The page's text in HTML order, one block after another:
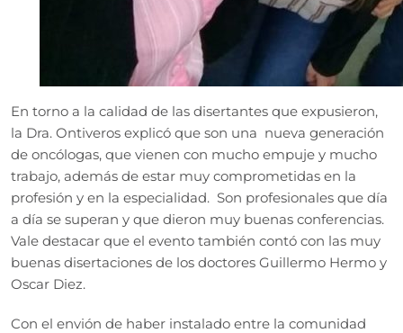
En torno a la calidad de las disertantes que expusieron,
la Dra. Ontiveros explicó que son una nueva generación
de oncólogas, que vienen con mucho empuje y mucho
trabajo, además de estar muy comprometidas en la
profesión y en la especialidad. Son profesionales que día
a día se superan y que dieron muy buenas conferencias.
Vale destacar que el evento también contó con las muy
buenas disertaciones de los doctores Guillermo Hermo y
Oscar Diez.
Con el envión de haber instalado entre la comunidad